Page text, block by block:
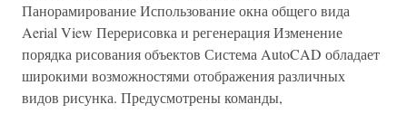
Панорамирование Использование окна общего вида
Aerial View Перерисовка и регенерация Изменение
порядка рисования объектов Система AutoCAD обладает
широкими возможностями отображения различных
видов рисунка. Предусмотрены команды,